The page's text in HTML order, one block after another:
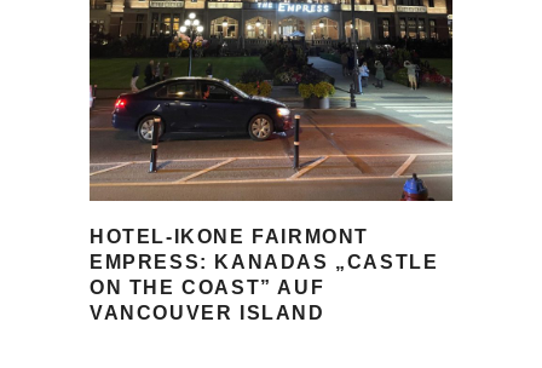
HOTEL-IKONE FAIRMONT
EMPRESS: KANADAS „CASTLE
ON THE COAST” AUF
VANCOUVER ISLAND